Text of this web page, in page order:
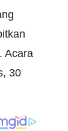
Acara
30